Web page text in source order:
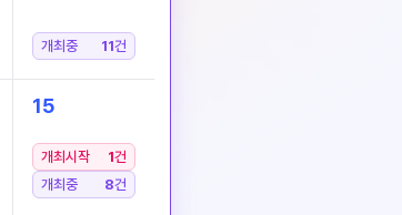
개최중 11건
15
개최시작 1건
개최중
8건